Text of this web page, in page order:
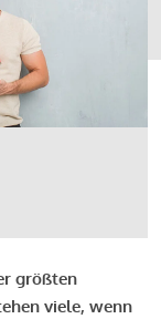
größten
viele, wenn